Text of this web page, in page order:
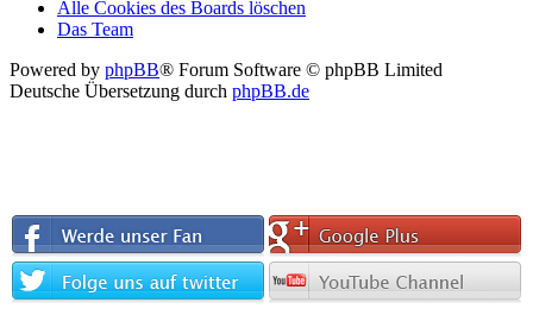
Alle Cookies des Boards löschen
Das Team
Powered by phpBB® Forum Software © phpBB Limited
Deutsche Übersetzung durch phpBB.de